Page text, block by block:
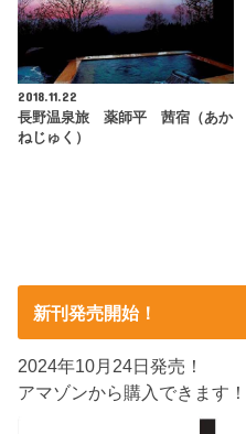
2018.11.22
長野温泉旅 薬師平 茜宿（あか
ねじゅく）
新刊発売開始！
2024年10月24日発売！
アマゾンから購入できます！